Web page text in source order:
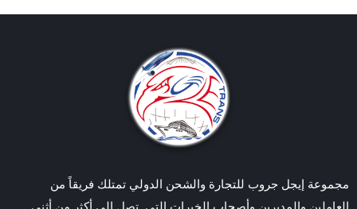
مجموعة إيجل جروب للتجارة والشحن الدولي تمتلك فريقاً من